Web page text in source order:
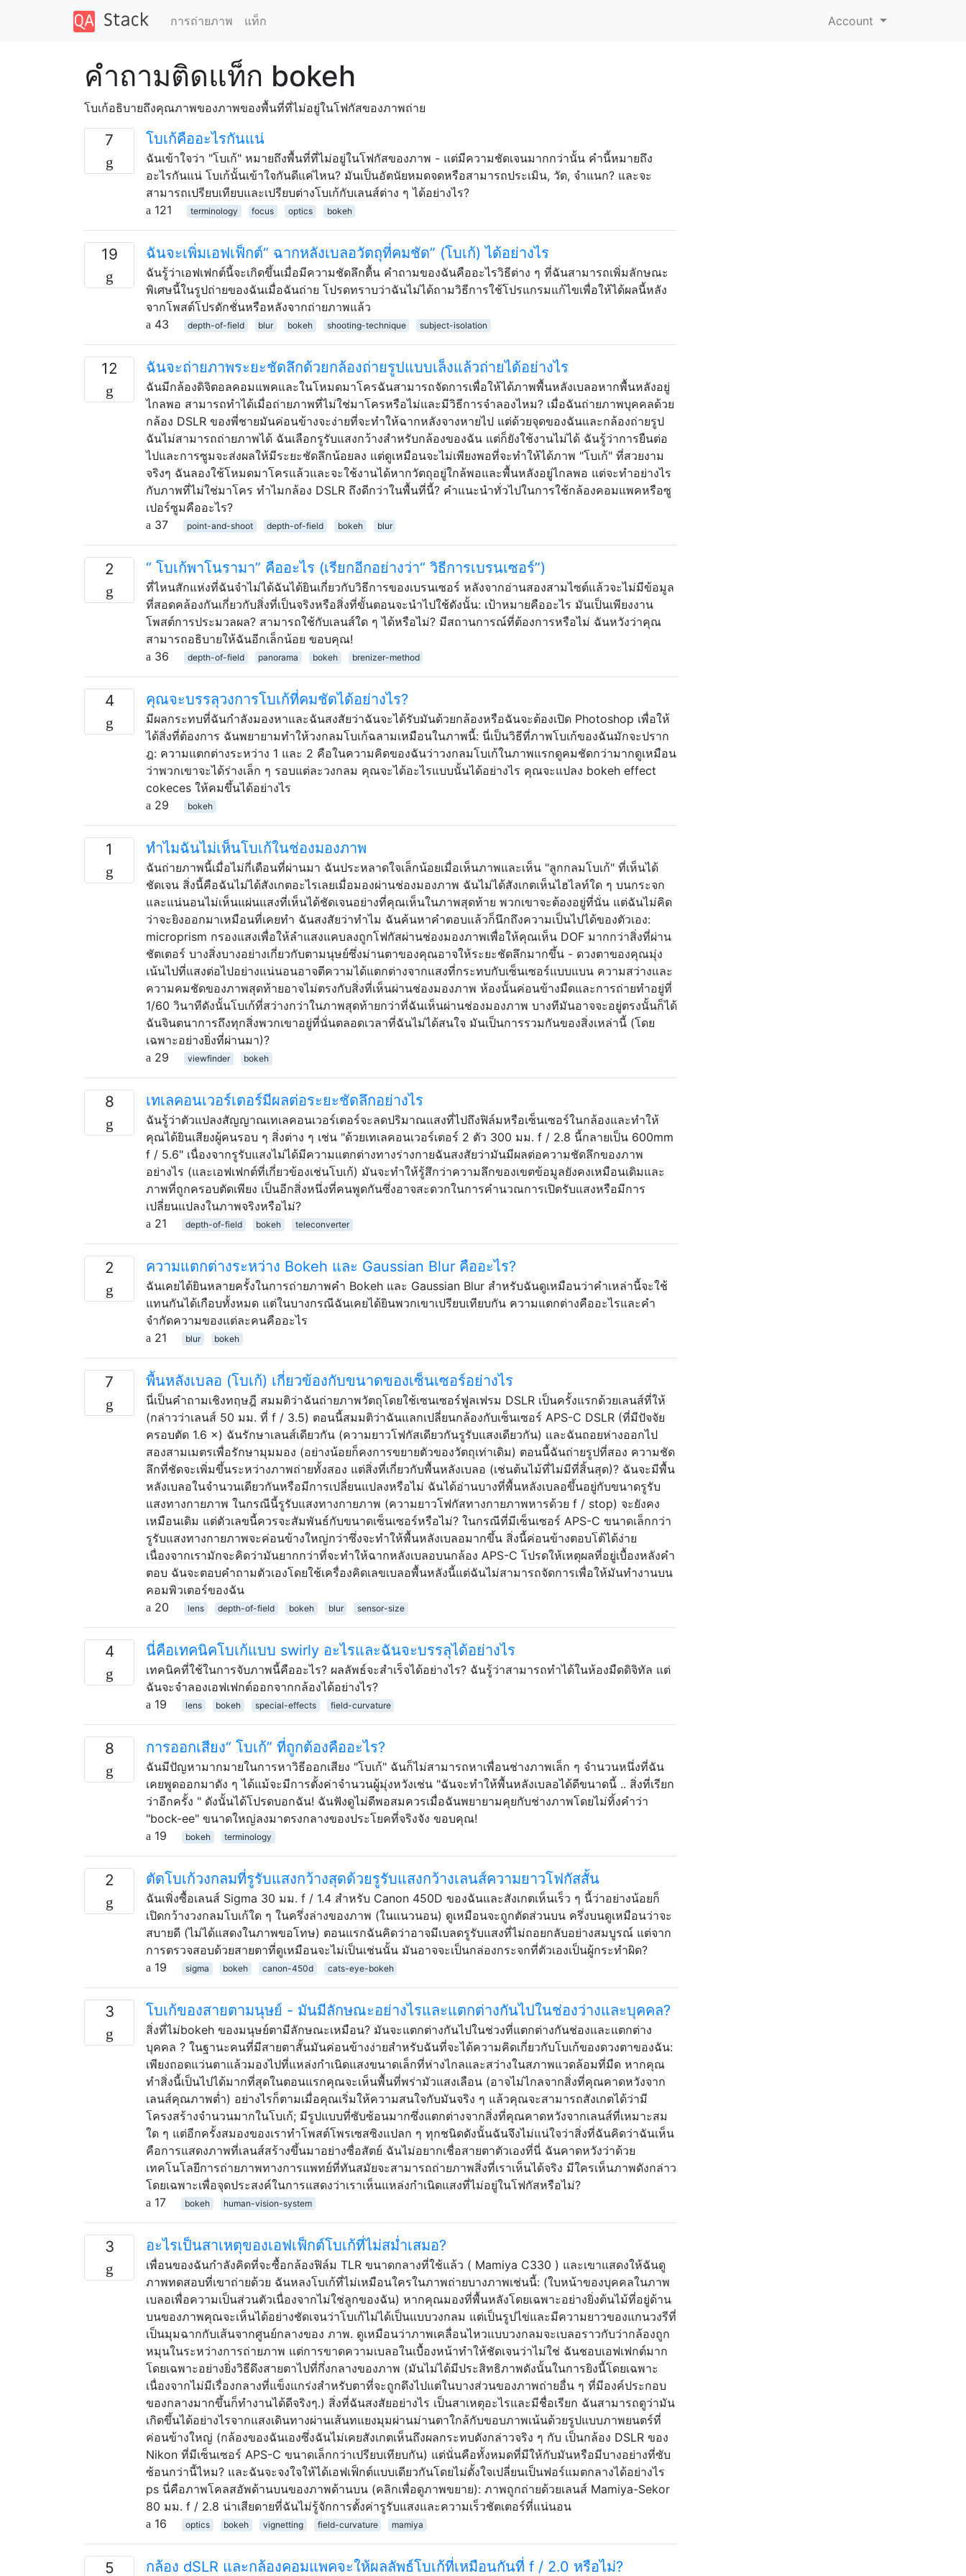
การถ่ายภาพ แท็ก Account
คำถามติดแท็ก bokeh
โบเก้อธิบายถึงคุณภาพของภาพของพื้นที่ที่ไม่อยู่ในโฟกัสของภาพถ่าย
7 โบเก้คืออะไรกันแน่
ฉันเข้าใจว่า "โบเก้" หมายถึงพื้นที่ที่ไม่อยู่ในโฟกัสของภาพ - แต่มีความชัดเจนมากกว่านั้น คำนี้หมายถึง
อะไรกันแน่ โบเก้นั้นเข้าใจกันดีแค่ไหน? มันเป็นอัตนัยหมดจดหรือสามารถประเมิน, วัด, จำแนก? และจะ
สามารถเปรียบเทียบและเปรียบต่างโบเก้กับเลนส์ต่าง ๆ ได้อย่างไร?
121
terminology focus optics bokeh
19 ฉันจะเพิ่มเอฟเฟ็กต์“ ฉากหลังเบลอวัตถุที่คมชัด” (โบเก้) ได้อย่างไร
ฉันรู้ว่าเอฟเฟกต์นี้จะเกิดขึ้นเมื่อมีความชัดลึกตื้น คำถามของฉันคืออะไรวิธีต่าง ๆ ที่ฉันสามารถเพิ่มลักษณะ
พิเศษนี้ในรูปถ่ายของฉันเมื่อฉันถ่าย โปรดทราบว่าฉันไม่ได้ถามวิธีการใช้โปรแกรมแก้ไขเพื่อให้ได้ผลนี้หลัง
จากโพสต์โปรดักชั่นหรือหลังจากถ่ายภาพแล้ว
43
depth-of-field blur bokeh shooting-technique subject-isolation
12 ฉันจะถ่ายภาพระยะชัดลึกด้วยกล้องถ่ายรูปแบบเล็งแล้วถ่ายได้อย่างไร
ฉันมีกล้องดิจิตอลคอมแพคและในโหมดมาโครฉันสามารถจัดการเพื่อให้ได้ภาพพื้นหลังเบลอหากพื้นหลังอยู่
ไกลพอ สามารถทำได้เมื่อถ่ายภาพที่ไม่ใช่มาโครหรือไม่และมีวิธีการจำลองไหม? เมื่อฉันถ่ายภาพบุคคลด้วย
กล้อง DSLR ของพี่ชายมันค่อนข้างจะง่ายที่จะทำให้ฉากหลังจางหายไป แต่ด้วยจุดของฉันและกล้องถ่ายรูป
ฉันไม่สามารถถ่ายภาพได้ ฉันเลือกรูรับแสงกว้างสำหรับกล้องของฉัน แต่ก็ยังใช้งานไม่ได้ ฉันรู้ว่าการยืนต่อ
ไปและการซูมจะส่งผลให้มีระยะชัดลึกน้อยลง แต่ดูเหมือนจะไม่เพียงพอที่จะทำให้ได้ภาพ "โบเก้" ที่สวยงาม
จริงๆ ฉันลองใช้โหมดมาโครแล้วและจะใช้งานได้หากวัตถุอยู่ใกล้พอและพื้นหลังอยู่ไกลพอ แต่จะทำอย่างไร
กับภาพที่ไม่ใช่มาโคร ทำไมกล้อง DSLR ถึงดีกว่าในพื้นที่นี้? คำแนะนำทั่วไปในการใช้กล้องคอมแพคหรือซู
เปอร์ซูมคืออะไร?
37
point-and-shoot depth-of-field bokeh blur
2 “ โบเก้พาโนรามา” คืออะไร (เรียกอีกอย่างว่า“ วิธีการเบรนเซอร์”)
ที่ไหนสักแห่งที่ฉันจำไม่ได้ฉันได้ยินเกี่ยวกับวิธีการของเบรนเซอร์ หลังจากอ่านสองสามไซต์แล้วจะไม่มีข้อมูล
ที่สอดคล้องกันเกี่ยวกับสิ่งที่เป็นจริงหรือสิ่งที่ขั้นตอนจะนำไปใช้ดังนั้น: เป้าหมายคืออะไร มันเป็นเพียงงาน
โพสต์การประมวลผล? สามารถใช้กับเลนส์ใด ๆ ได้หรือไม่? มีสถานการณ์ที่ต้องการหรือไม่ ฉันหวังว่าคุณ
สามารถอธิบายให้ฉันอีกเล็กน้อย ขอบคุณ!
36
depth-of-field panorama bokeh brenizer-method
4 คุณจะบรรลุวงการโบเก้ที่คมชัดได้อย่างไร?
มีผลกระทบที่ฉันกำลังมองหาและฉันสงสัยว่าฉันจะได้รับมันด้วยกล้องหรือฉันจะต้องเปิด Photoshop เพื่อให้
ได้สิ่งที่ต้องการ ฉันพยายามทำให้วงกลมโบเก้ฉลามเหมือนในภาพนี้: นี่เป็นวิธีที่ภาพโบเก้ของฉันมักจะปราก
ฎ: ความแตกต่างระหว่าง 1 และ 2 คือในความคิดของฉันว่าวงกลมโบเก้ในภาพแรกดูคมชัดกว่ามากดูเหมือน
ว่าพวกเขาจะได้ร่างเล็ก ๆ รอบแต่ละวงกลม คุณจะได้อะไรแบบนั้นได้อย่างไร คุณจะแปลง bokeh effect
cokeces ให้คมขึ้นได้อย่างไร
29
bokeh
1 ทำไมฉันไม่เห็นโบเก้ในช่องมองภาพ
ฉันถ่ายภาพนี้เมื่อไม่กี่เดือนที่ผ่านมา ฉันประหลาดใจเล็กน้อยเมื่อเห็นภาพและเห็น "ลูกกลมโบเก้" ที่เห็นได้
ชัดเจน สิ่งนี้คือฉันไม่ได้สังเกตอะไรเลยเมื่อมองผ่านช่องมองภาพ ฉันไม่ได้สังเกตเห็นไฮไลท์ใด ๆ บนกระจก
และแน่นอนไม่เห็นแผ่นแสงที่เห็นได้ชัดเจนอย่างที่คุณเห็นในภาพสุดท้าย พวกเขาจะต้องอยู่ที่นั่น แต่ฉันไม่คิด
ว่าจะยิงออกมาเหมือนที่เคยทำ ฉันสงสัยว่าทำไม ฉันค้นหาคำตอบแล้วก็นึกถึงความเป็นไปได้ของตัวเอง:
microprism กรองแสงเพื่อให้ลำแสงแคบลงถูกโฟกัสผ่านช่องมองภาพเพื่อให้คุณเห็น DOF มากกว่าสิ่งที่ผ่าน
ชัตเตอร์ บางสิ่งบางอย่างเกี่ยวกับตามนุษย์ซึ่งม่านตาของคุณอาจให้ระยะชัดลึกมากขึ้น - ดวงตาของคุณมุ่ง
เน้นไปที่แสงต่อไปอย่างแน่นอนอาจตีความได้แตกต่างจากแสงที่กระทบกับเซ็นเซอร์แบบแบน ความสว่างและ
ความคมชัดของภาพสุดท้ายอาจไม่ตรงกับสิ่งที่เห็นผ่านช่องมองภาพ ห้องนั้นค่อนข้างมืดและการถ่ายทำอยู่ที่
1/60 วินาทีดังนั้นโบเก้ที่สว่างกว่าในภาพสุดท้ายกว่าที่ฉันเห็นผ่านช่องมองภาพ บางทีมันอาจจะอยู่ตรงนั้นก็ได้
ฉันจินตนาการถึงทุกสิ่งพวกเขาอยู่ที่นั่นตลอดเวลาที่ฉันไม่ได้สนใจ มันเป็นการรวมกันของสิ่งเหล่านี้ (โดย
เฉพาะอย่างยิ่งที่ผ่านมา)?
29
viewfinder bokeh
8 เทเลคอนเวอร์เตอร์มีผลต่อระยะชัดลึกอย่างไร
ฉันรู้ว่าตัวแปลงสัญญาณเทเลคอนเวอร์เตอร์จะลดปริมาณแสงที่ไปถึงฟิล์มหรือเซ็นเซอร์ในกล้องและทำให้
คุณได้ยินเสียงผู้คนรอบ ๆ สิ่งต่าง ๆ เช่น "ด้วยเทเลคอนเวอร์เตอร์ 2 ตัว 300 มม. f / 2.8 นี้กลายเป็น 600mm
f / 5.6" เนื่องจากรูรับแสงไม่ได้มีความแตกต่างทางร่างกายฉันสงสัยว่ามันมีผลต่อความชัดลึกของภาพ
อย่างไร (และเอฟเฟกต์ที่เกี่ยวข้องเช่นโบเก้) มันจะทำให้รู้สึกว่าความลึกของเขตข้อมูลยังคงเหมือนเดิมและ
ภาพที่ถูกครอบตัดเพียง เป็นอีกสิ่งหนึ่งที่คนพูดกันซึ่งอาจสะดวกในการคำนวณการเปิดรับแสงหรือมีการ
เปลี่ยนแปลงในภาพจริงหรือไม่?
21
depth-of-field bokeh teleconverter
2 ความแตกต่างระหว่าง Bokeh และ Gaussian Blur คืออะไร?
ฉันเคยได้ยินหลายครั้งในการถ่ายภาพคำ Bokeh และ Gaussian Blur สำหรับฉันดูเหมือนว่าคำเหล่านี้จะใช้
แทนกันได้เกือบทั้งหมด แต่ในบางกรณีฉันเคยได้ยินพวกเขาเปรียบเทียบกัน ความแตกต่างคืออะไรและคำ
จำกัดความของแต่ละคนคืออะไร
21
blur bokeh
7 พื้นหลังเบลอ (โบเก้) เกี่ยวข้องกับขนาดของเซ็นเซอร์อย่างไร
นี่เป็นคำถามเชิงทฤษฎี สมมติว่าฉันถ่ายภาพวัตถุโดยใช้เซนเซอร์ฟูลเฟรม DSLR เป็นครั้งแรกด้วยเลนส์ที่ให้
(กล่าวว่าเลนส์ 50 มม. ที่ f / 3.5) ตอนนี้สมมติว่าฉันแลกเปลี่ยนกล้องกับเซ็นเซอร์ APS-C DSLR (ที่มีปัจจัย
ครอบตัด 1.6 ×) ฉันรักษาเลนส์เดียวกัน (ความยาวโฟกัสเดียวกันรูรับแสงเดียวกัน) และฉันถอยห่างออกไป
สองสามเมตรเพื่อรักษามุมมอง (อย่างน้อยก็คงการขยายตัวของวัตถุเท่าเดิม) ตอนนี้ฉันถ่ายรูปที่สอง ความชัด
ลึกที่ชัดจะเพิ่มขึ้นระหว่างภาพถ่ายทั้งสอง แต่สิ่งที่เกี่ยวกับพื้นหลังเบลอ (เช่นต้นไม้ที่ไม่มีที่สิ้นสุด)? ฉันจะมีพื้น
หลังเบลอในจำนวนเดียวกันหรือมีการเปลี่ยนแปลงหรือไม่ ฉันได้อ่านบางที่พื้นหลังเบลอขึ้นอยู่กับขนาดรูรับ
แสงทางกายภาพ ในกรณีนี้รูรับแสงทางกายภาพ (ความยาวโฟกัสทางกายภาพหารด้วย f / stop) จะยังคง
เหมือนเดิม แต่ตัวเลขนี้ควรจะสัมพันธ์กับขนาดเซ็นเซอร์หรือไม่? ในกรณีที่มีเซ็นเซอร์ APS-C ขนาดเล็กกว่า
รูรับแสงทางกายภาพจะค่อนข้างใหญ่กว่าซึ่งจะทำให้พื้นหลังเบลอมากขึ้น สิ่งนี้ค่อนข้างตอบโต้ได้ง่าย
เนื่องจากเรามักจะคิดว่ามันยากกว่าที่จะทำให้ฉากหลังเบลอบนกล้อง APS-C โปรดให้เหตุผลที่อยู่เบื้องหลังคำ
ตอบ ฉันจะตอบคำถามตัวเองโดยใช้เครื่องคิดเลขเบลอพื้นหลังนี้แต่ฉันไม่สามารถจัดการเพื่อให้มันทำงานบน
คอมพิวเตอร์ของฉัน
20
lens depth-of-field bokeh blur sensor-size
4 นี่คือเทคนิคโบเก้แบบ swirly อะไรและฉันจะบรรลุได้อย่างไร
เทคนิคที่ใช้ในการจับภาพนี้คืออะไร? ผลลัพธ์จะสำเร็จได้อย่างไร? ฉันรู้ว่าสามารถทำได้ในห้องมืดดิจิทัล แต่
ฉันจะจำลองเอฟเฟกต์ออกจากกล้องได้อย่างไร?
19
lens bokeh special-effects field-curvature
8 การออกเสียง“ โบเก้” ที่ถูกต้องคืออะไร?
ฉันมีปัญหามากมายในการหาวิธีออกเสียง "โบเก้" ฉันก็ไม่สามารถหาเพื่อนช่างภาพเล็ก ๆ จำนวนหนึ่งที่ฉัน
เคยพูดออกมาดัง ๆ ได้แม้จะมีการตั้งค่าจำนวนผู้มุ่งหวังเช่น "ฉันจะทำให้พื้นหลังเบลอได้ดีขนาดนี้ .. สิ่งที่เรียก
ว่าอีกครั้ง " ดังนั้นได้โปรดบอกฉัน! ฉันฟังดูไม่ดีพอสมควรเมื่อฉันพยายามคุยกับช่างภาพโดยไม่ทิ้งคำว่า
"bock-ee" ขนาดใหญ่ลงมาตรงกลางของประโยคที่จริงจัง ขอบคุณ!
19
bokeh terminology
2 ตัดโบเก้วงกลมที่รูรับแสงกว้างสุดด้วยรูรับแสงกว้างเลนส์ความยาวโฟกัสสั้น
ฉันเพิ่งซื้อเลนส์ Sigma 30 มม. f / 1.4 สำหรับ Canon 450D ของฉันและสังเกตเห็นเร็ว ๆ นี้ว่าอย่างน้อยก็
เปิดกว้างวงกลมโบเก้ใด ๆ ในครึ่งล่างของภาพ (ในแนวนอน) ดูเหมือนจะถูกตัดส่วนบน ครึ่งบนดูเหมือนว่าจะ
สบายดี (ไม่ได้แสดงในภาพขอโทษ) ตอนแรกฉันคิดว่าอาจมีเบลดรูรับแสงที่ไม่ถอยกลับอย่างสมบูรณ์ แต่จาก
การตรวจสอบด้วยสายตาที่ดูเหมือนจะไม่เป็นเช่นนั้น มันอาจจะเป็นกล่องกระจกที่ตัวเองเป็นผู้กระทำผิด?
19
sigma bokeh canon-450d cats-eye-bokeh
3 โบเก้ของสายตามนุษย์ - มันมีลักษณะอย่างไรและแตกต่างกันไปในช่องว่างและบุคคล?
สิ่งที่ไม่bokeh ของมนุษย์ตามีลักษณะเหมือน? มันจะแตกต่างกันไปในช่วงที่แตกต่างกันช่องและแตกต่าง
บุคคล ? ในฐานะคนที่มีสายตาสั้นมันค่อนข้างง่ายสำหรับฉันที่จะได้ความคิดเกี่ยวกับโบเก้ของดวงตาของฉัน:
เพียงถอดแว่นตาแล้วมองไปที่แหล่งกำเนิดแสงขนาดเล็กที่ห่างไกลและสว่างในสภาพแวดล้อมที่มืด หากคุณ
ทำสิ่งนี้เป็นไปได้มากที่สุดในตอนแรกคุณจะเห็นพื้นที่พร่ามัวแสงเลือน (อาจไม่ไกลจากสิ่งที่คุณคาดหวังจาก
เลนส์คุณภาพต่ำ) อย่างไรก็ตามเมื่อคุณเริ่มให้ความสนใจกับมันจริง ๆ แล้วคุณจะสามารถสังเกตได้ว่ามี
โครงสร้างจำนวนมากในโบเก้; มีรูปแบบที่ซับซ้อนมากซึ่งแตกต่างจากสิ่งที่คุณคาดหวังจากเลนส์ที่เหมาะสม
ใด ๆ แต่อีกครั้งสมองของเราทำโพสต์โพรเซสซิงแปลก ๆ ทุกชนิดดังนั้นฉันจึงไม่แน่ใจว่าสิ่งที่ฉันคิดว่าฉันเห็น
คือการแสดงภาพที่เลนส์สร้างขึ้นมาอย่างซื่อสัตย์ ฉันไม่อยากเชื่อสายตาตัวเองที่นี่ ฉันคาดหวังว่าด้วย
เทคโนโลยีการถ่ายภาพทางการแพทย์ที่ทันสมัยจะสามารถถ่ายภาพสิ่งที่เราเห็นได้จริง มีใครเห็นภาพดังกล่าว
โดยเฉพาะเพื่อจุดประสงค์ในการแสดงว่าเราเห็นแหล่งกำเนิดแสงที่ไม่อยู่ในโฟกัสหรือไม่?
17
bokeh human-vision-system
3 อะไรเป็นสาเหตุของเอฟเฟ็กต์โบเก้ที่ไม่สม่ำเสมอ?
เพื่อนของฉันกำลังคิดที่จะซื้อกล้องฟิล์ม TLR ขนาดกลางที่ใช้แล้ว ( Mamiya C330 ) และเขาแสดงให้ฉันดู
ภาพทดสอบที่เขาถ่ายด้วย ฉันหลงโบเก้ที่ไม่เหมือนใครในภาพถ่ายบางภาพเช่นนี้: (ใบหน้าของบุคคลในภาพ
เบลอเพื่อความเป็นส่วนตัวเนื่องจากไม่ใช่ลูกของฉัน) หากคุณมองที่พื้นหลังโดยเฉพาะอย่างยิ่งต้นไม้ที่อยู่ด้าน
บนของภาพคุณจะเห็นได้อย่างชัดเจนว่าโบเก้ไม่ได้เป็นแบบวงกลม แต่เป็นรูปไข่และมีความยาวของแกนวงรีที่
เป็นมุมฉากกับเส้นจากศูนย์กลางของ ภาพ. ดูเหมือนว่าภาพเคลื่อนไหวแบบวงกลมจะเบลอราวกับว่ากล้องถูก
หมุนในระหว่างการถ่ายภาพ แต่การขาดความเบลอในเบื้องหน้าทำให้ชัดเจนว่าไม่ใช่ ฉันชอบเอฟเฟกต์มาก
โดยเฉพาะอย่างยิ่งวิธีดึงสายตาไปที่กึ่งกลางของภาพ (มันไม่ได้มีประสิทธิภาพดังนั้นในการยิงนี้โดยเฉพาะ
เนื่องจากไม่มีเรื่องกลางที่แข็งแกร่งสำหรับตาที่จะถูกดึงไปแต่ในบางส่วนของภาพถ่ายอื่น ๆ ที่มีองค์ประกอบ
ของกลางมากขึ้นก็ทำงานได้ดีจริงๆ.) สิ่งที่ฉันสงสัยอย่างไร เป็นสาเหตุอะไรและมีชื่อเรียก ฉันสามารถดูว่ามัน
เกิดขึ้นได้อย่างไรจากแสงเดินทางผ่านเส้นทแยงมุมผ่านม่านตาใกล้กับขอบภาพเน้นด้วยรูปแบบภาพยนตร์ที่
ค่อนข้างใหญ่ (กล้องของฉันเองซึ่งฉันไม่เคยสังเกตเห็นถึงผลกระทบดังกล่าวจริง ๆ กับ เป็นกล้อง DSLR ของ
Nikon ที่มีเซ็นเซอร์ APS-C ขนาดเล็กกว่าเปรียบเทียบกัน) แต่นั่นคือทั้งหมดที่มีให้กับมันหรือมีบางอย่างที่ซับ
ซ้อนกว่านี้ไหม? และฉันจะจงใจให้ได้เอฟเฟ็กต์แบบเดียวกันโดยไม่ตั้งใจเปลี่ยนเป็นฟอร์แมตกลางได้อย่างไร
ps นี่คือภาพโคลสอัพด้านบนของภาพด้านบน (คลิกเพื่อดูภาพขยาย): ภาพถูกถ่ายด้วยเลนส์ Mamiya-Sekor
80 มม. f / 2.8 น่าเสียดายที่ฉันไม่รู้จักการตั้งค่ารูรับแสงและความเร็วชัตเตอร์ที่แน่นอน
16
optics bokeh vignetting field-curvature mamiya
5 กล้อง dSLR และกล้องคอมแพคจะให้ผลลัพธ์โบเก้ที่เหมือนกันที่ f / 2.0 หรือไม่?